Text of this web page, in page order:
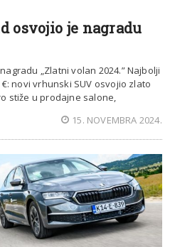
osvojio je nagradu
„Zlatni volan 2024.” Najbolji
novi vrhunski SUV osvojio zlato
stiže u prodajne salone,
15. NOVEMBRA 2024.